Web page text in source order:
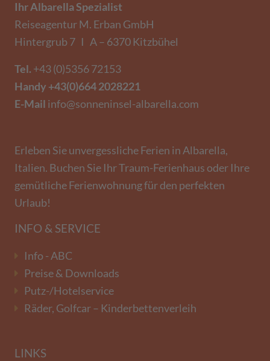
Ihr Albarella Spezialist
Reiseagentur M. Erban GmbH
Hintergrub 7 I A – 6370 Kitzbühel
Tel. +43 (0)5356 72153
Handy +43(0)664 2028221
E-Mail info@sonneninsel-albarella.com
Erleben Sie unvergessliche Ferien in Albarella,
Italien. Buchen Sie Ihr Traum-Ferienhaus oder Ihre
gemütliche Ferienwohnung für den perfekten
Urlaub!
INFO & SERVICE
Info - ABC
Preise & Downloads
Putz-/Hotelservice
Räder, Golfcar – Kinderbettenverleih
LINKS